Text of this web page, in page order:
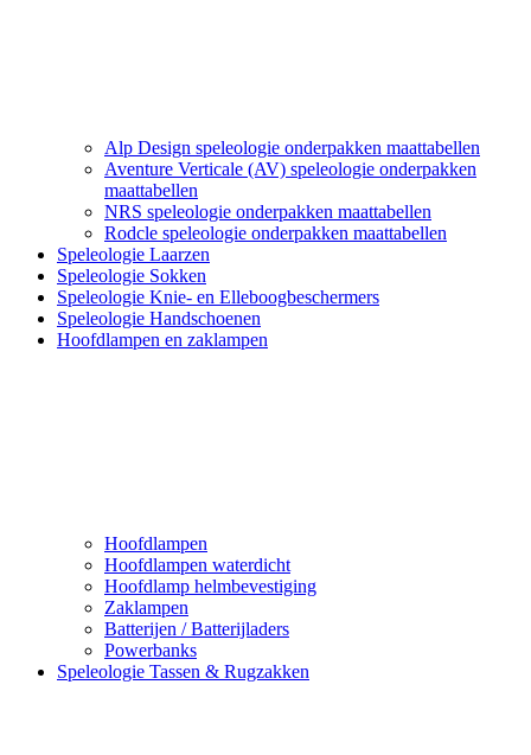
Alp Design speleologie onderpakken maattabellen
Aventure Verticale (AV) speleologie onderpakken
maattabellen
NRS speleologie onderpakken maattabellen
Rodcle speleologie onderpakken maattabellen
Speleologie Laarzen
Speleologie Sokken
Speleologie Knie- en Elleboogbeschermers
Speleologie Handschoenen
Hoofdlampen en zaklampen
Hoofdlampen
Hoofdlampen waterdicht
Hoofdlamp helmbevestiging
Zaklampen
Batterijen / Batterijladers
Powerbanks
Speleologie Tassen & Rugzakken